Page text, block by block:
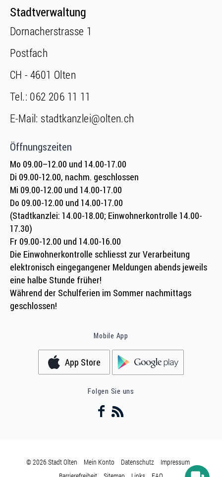
Fusszeile
Stadtverwaltung
Dornacherstrasse 1
Postfach
CH - 4601 Olten
Tel.: 062 206 11 11
E-Mail: stadtkanzlei@olten.ch
Öffnungszeiten
Mo 09.00–12.00 und 14.00-17.00
Di 09.00-12.00, nachm. geschlossen
Mi 09.00-12.00 und 14.00-17.00
Do 09.00-12.00 und 14.00-17.00
(Stadtkanzlei: 14.00-18.00; Einwohnerkontrolle 14.00-
17.30)
Fr 09.00-12.00 und 14.00-16.00
Die Einwohnerkontrolle schliesst zur Verarbeitung
elektronisch eingegangener Meldungen abends jeweils
eine halbe Stunde früher!
Während der Schulferien im Sommer nachmittags
geschlossen!
Mobile App
App Store
Folgen Sie uns
© 2026 Stadt Olten Mein Konto Datenschutz
Impressum